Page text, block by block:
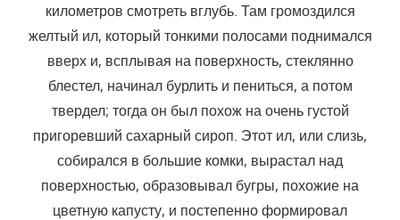
километров смотреть вглубь. Там громоздился
желтый ил, который тонкими полосами поднимался
вверх и, всплывая на поверхность, стеклянно
блестел, начинал бурлить и пениться, а потом
твердел; тогда он был похож на очень густой
пригоревший сахарный сироп. Этот ил, или слизь,
собирался в большие комки, вырастал над
поверхностью, образовывал бугры, похожие на
цветную капусту, и постепенно формировал